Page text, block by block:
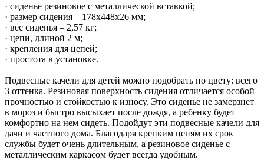
· сиденье резиновое с металлической вставкой;
· размер сидения – 178х448х26 мм;
· вес сиденья – 2,57 кг;
· цепи, длиной 2 м;
· крепления для цепей;
· простота в установке.
Подвесные качели для детей можно подобрать по цвету: всего
3 оттенка. Резиновая поверхность сидения отличается особой
прочностью и стойкостью к износу. Это сиденье не замерзнет
в мороз и быстро высыхает после дождя, а ребенку будет
комфортно на нем сидеть. Подойдут эти подвесные качели для
дачи и частного дома. Благодаря крепким цепям их срок
службы будет очень длительным, а резиновое сиденье с
металлическим каркасом будет всегда удобным.